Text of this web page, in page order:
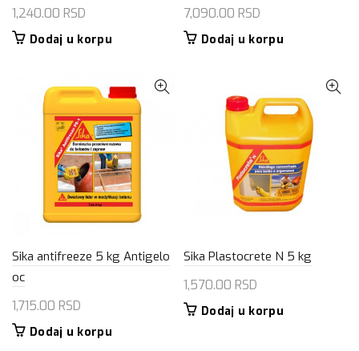
1,240.00 RSD
Dodaj u korpu
7,090.00 RSD
Dodaj u korpu
Sika antifreeze 5 kg Antigelo
oc
1,715.00 RSD
Dodaj u korpu
Sika Plastocrete N 5 kg
1,570.00 RSD
Dodaj u korpu